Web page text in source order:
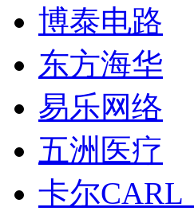
博泰电路
东方海华
易乐网络
五洲医疗
卡尔CARL